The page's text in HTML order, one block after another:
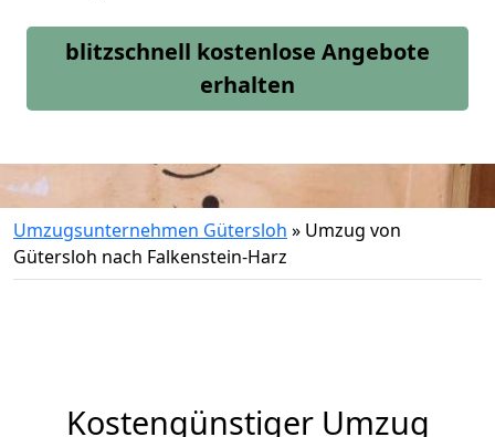
blitzschnell kostenlose Angebote
erhalten
Umzugsunternehmen Gütersloh » Umzug von
Gütersloh nach Falkenstein-Harz
Kostengünstiger Umzug